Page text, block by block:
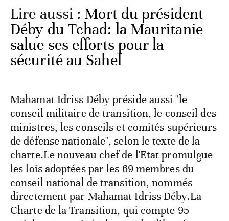
Lire aussi : Mort du président
Déby du Tchad: la Mauritanie
salue ses efforts pour la
sécurité au Sahel
Mahamat Idriss Déby préside aussi "le
conseil militaire de transition, le conseil des
ministres, les conseils et comités supérieurs
de défense nationale", selon le texte de la
charte.Le nouveau chef de l'Etat promulgue
les lois adoptées par les 69 membres du
conseil national de transition, nommés
directement par Mahamat Idriss Déby.La
Charte de la Transition, qui compte 95